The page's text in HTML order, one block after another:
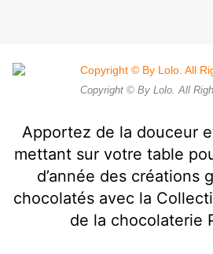
Copyright © By Lolo. All
Apportez de la douceur
mettant sur votre table
d’année des créations
chocolatés avec la
de la chocolaterie